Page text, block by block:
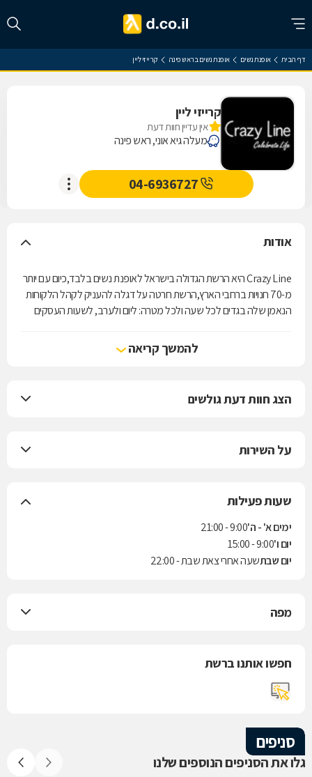
דף הבית אופנת נשים אופנת נשים בראש פינה קרייזי ליין
קרייזי ליין
אין עדיין חוות דעת
מעלה גיא אוני, ראש פינה
04-6936727
אודות
Crazy Line היא הרשת הגדולה בישראל לאופנת נשים בלבד,כיום עם יותר
מ-70 חנויות ברחבי הארץ,הרשת חרטה על דגלה להעניק לקהל הלקוחות
הנאמן שלה בגדים לכל שעה ולכל מטרה: ליום ולערב, לשעות העסקים
הקהל שלה, מחויבת ללמוד את טעמן, להבין את צרכיהן ולתרגם עבורן את
המגמות באופנה העולמית לפריטים לבישים, נשיים ומחמיאים המותאמים
להמשך קריאה
הצג חוות דעת גולשים
על השירות
שעות פעילות
ימים א' - ה'9:00 - 21:00
יום ו'9:00 - 15:00
יום שבתשעה אחרי צאת שבת - 22:00
מפה
חפשו אותנו ברשת
סניפים
גלו את הסניפים הנוספים שלנו